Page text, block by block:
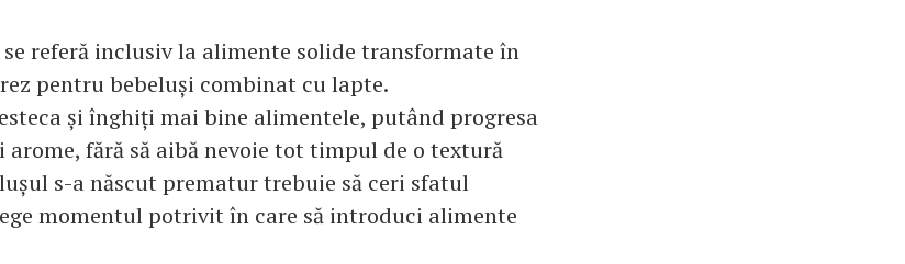
se referă inclusiv la alimente solide transformate în
pentru bebeluși combinat cu lapte.
și înghiți mai bine alimentele, putând progresa
fără să aibă nevoie tot timpul de o textură
s-a născut prematur trebuie să ceri sfatul
momentul potrivit în care să introduci alimente